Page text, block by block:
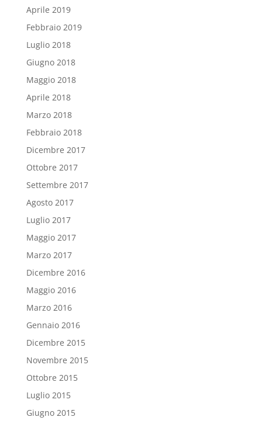
Aprile 2019
Febbraio 2019
Luglio 2018
Giugno 2018
Maggio 2018
Aprile 2018
Marzo 2018
Febbraio 2018
Dicembre 2017
Ottobre 2017
Settembre 2017
Agosto 2017
Luglio 2017
Maggio 2017
Marzo 2017
Dicembre 2016
Maggio 2016
Marzo 2016
Gennaio 2016
Dicembre 2015
Novembre 2015
Ottobre 2015
Luglio 2015
Giugno 2015